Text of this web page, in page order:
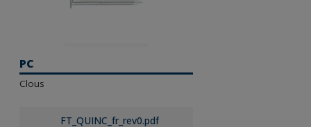
PC
Clous
FT_QUINC_fr_rev0.pdf